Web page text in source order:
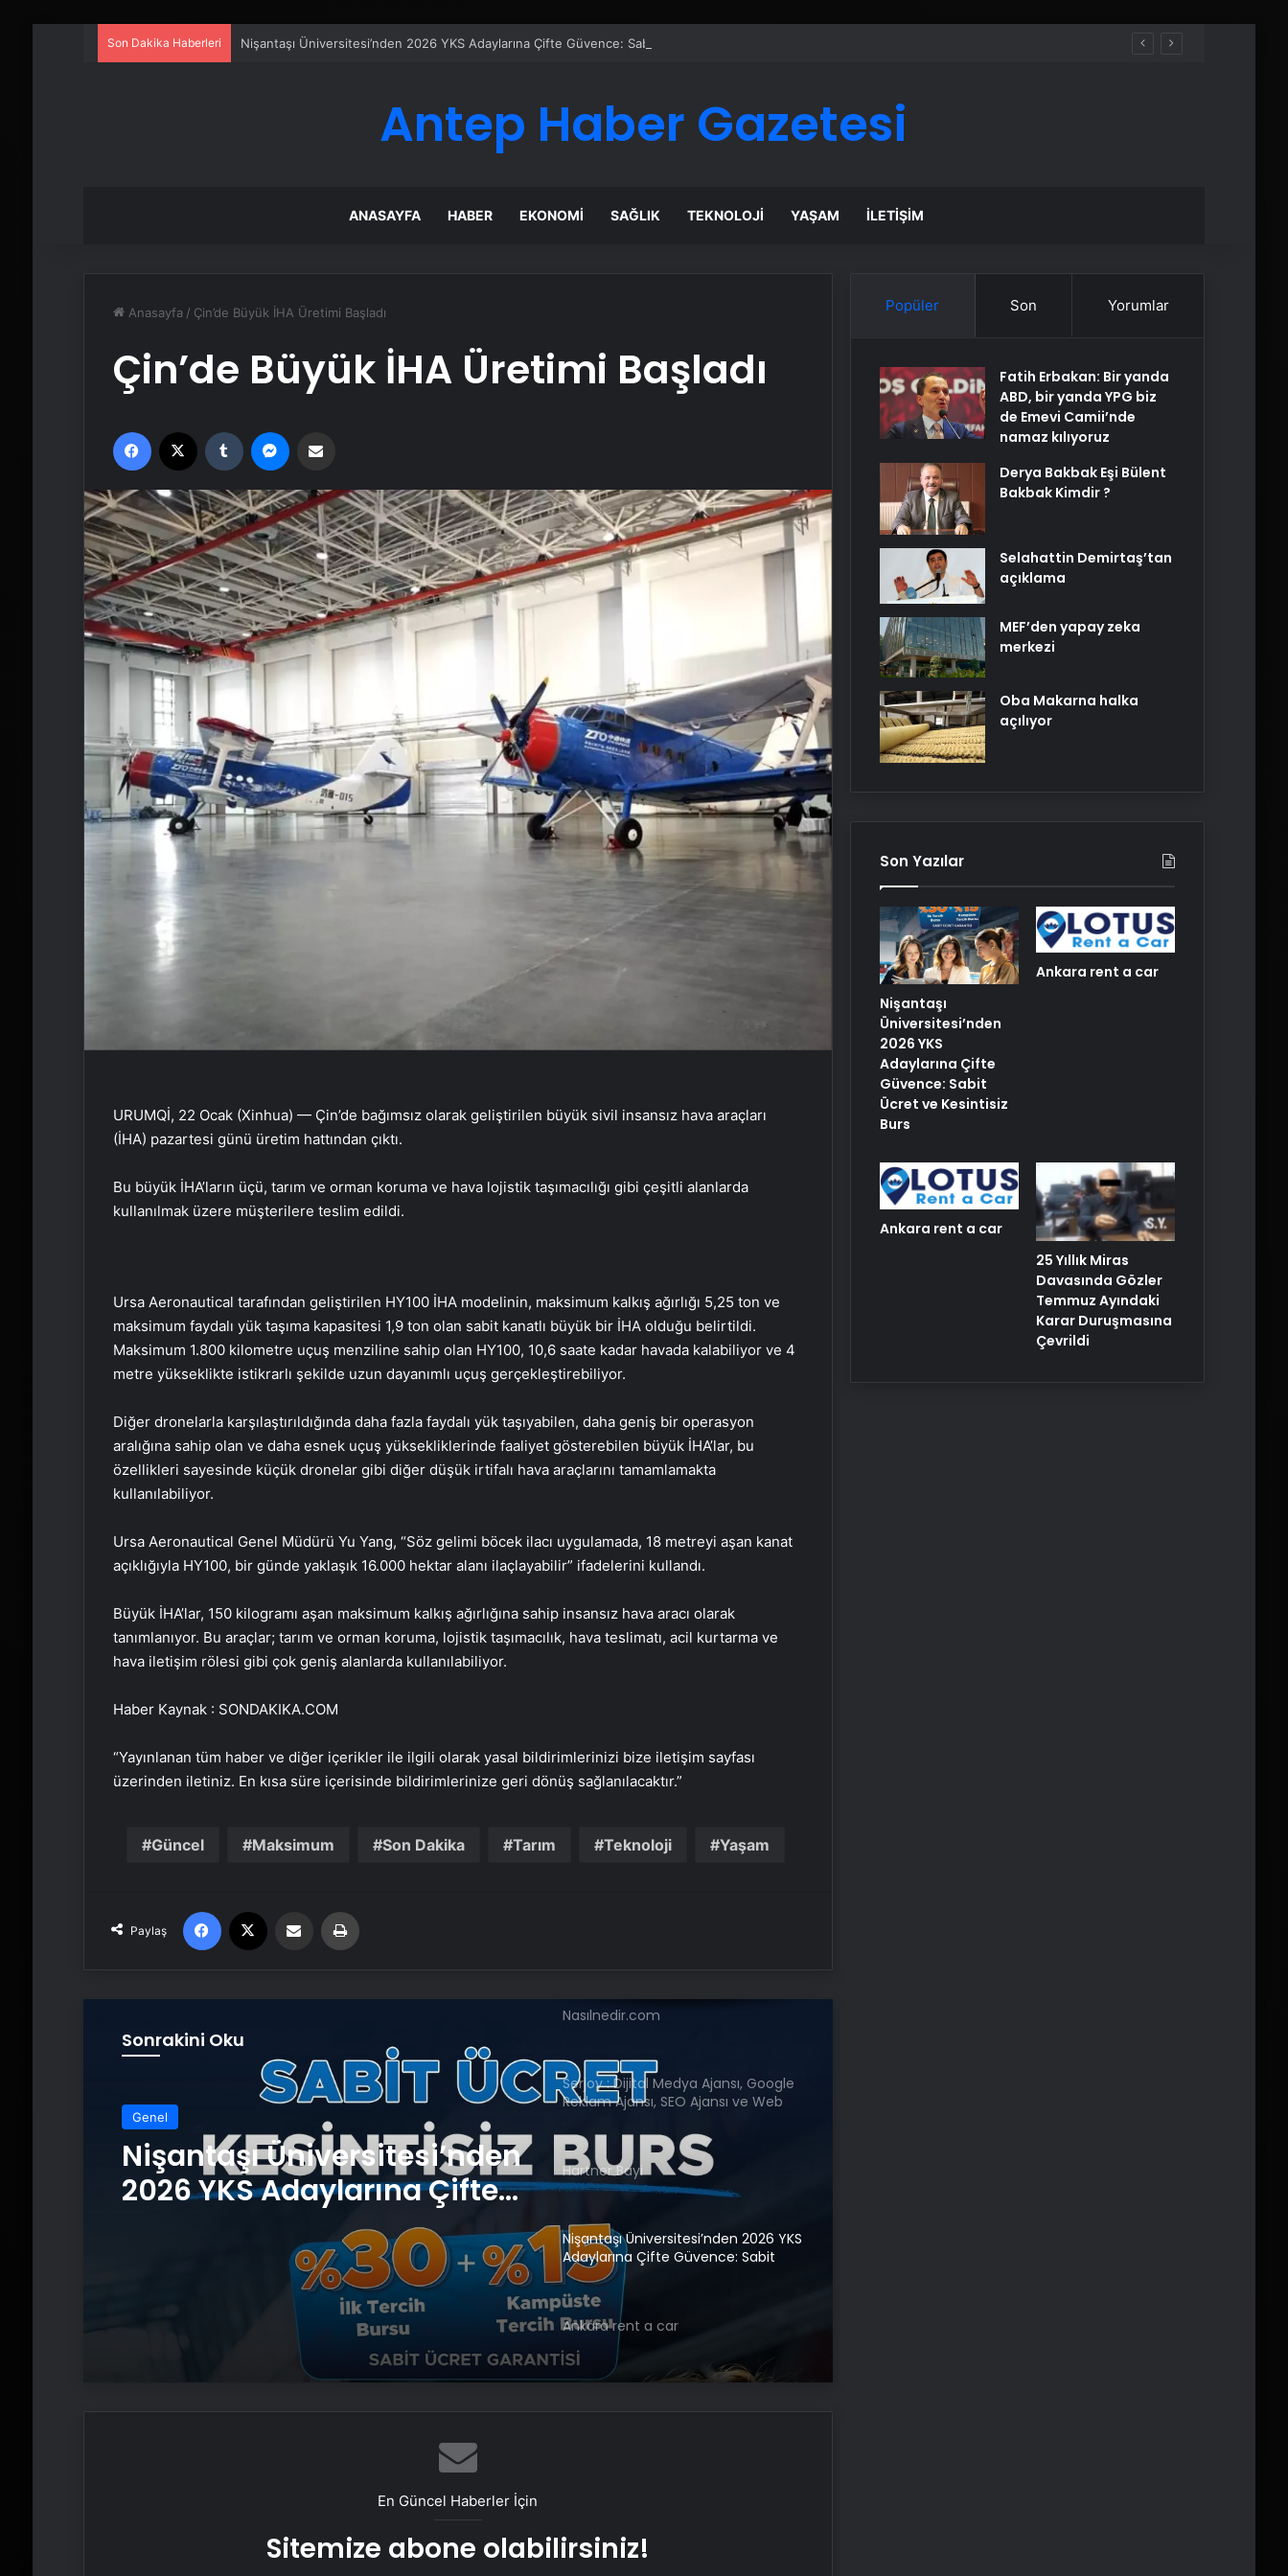
Son Dakika Haberleri Nişantaşı Üniversitesi’nden 2026 YKS Adaylarına Çifte Güvence: Sabit Ücret ve Kesintisiz Burs
Antep Haber Gazetesi
ANASAYFA HABER EKONOMI SAĞLIK TEKNOLOJI YAŞAM İLETIŞIM
Anasayfa / Çin’de Büyük İHA Üretimi Başladı
Çin’de Büyük İHA Üretimi Başladı
Facebook Tumblr
URUMQİ, 22 Ocak (Xinhua) — Çin’de bağımsız olarak geliştirilen büyük sivil insansız hava araçları
(İHA) pazartesi günü üretim hattından çıktı.
Bu büyük İHA’ların üçü, tarım ve orman koruma ve hava lojistik taşımacılığı gibi çeşitli alanlarda
kullanılmak üzere müşterilere teslim edildi.
Ursa Aeronautical tarafından geliştirilen HY100 İHA modelinin, maksimum kalkış ağırlığı 5,25 ton ve
maksimum faydalı yük taşıma kapasitesi 1,9 ton olan sabit kanatlı büyük bir İHA olduğu belirtildi.
Maksimum 1.800 kilometre uçuş menziline sahip olan HY100, 10,6 saate kadar havada kalabiliyor ve 4
metre yükseklikte istikrarlı şekilde uzun dayanımlı uçuş gerçekleştirebiliyor.
Diğer dronelarla karşılaştırıldığında daha fazla faydalı yük taşıyabilen, daha geniş bir operasyon
aralığına sahip olan ve daha esnek uçuş yüksekliklerinde faaliyet gösterebilen büyük İHA’lar, bu
özellikleri sayesinde küçük dronelar gibi diğer düşük irtifalı hava araçlarını tamamlamakta
kullanılabiliyor.
Ursa Aeronautical Genel Müdürü Yu Yang, “Söz gelimi böcek ilacı uygulamada, 18 metreyi aşan kanat
açıklığıyla HY100, bir günde yaklaşık 16.000 hektar alanı ilaçlayabilir” ifadelerini kullandı.
Büyük İHA’lar, 150 kilogramı aşan maksimum kalkış ağırlığına sahip insansız hava aracı olarak
tanımlanıyor. Bu araçlar; tarım ve orman koruma, lojistik taşımacılık, hava teslimatı, acil kurtarma ve
hava iletişim rölesi gibi çok geniş alanlarda kullanılabiliyor.
Haber Kaynak : SONDAKIKA.COM
“Yayınlanan tüm haber ve diğer içerikler ile ilgili olarak yasal bildirimlerinizi bize iletişim sayfası
üzerinden iletiniz. En kısa süre içerisinde bildirimlerinize geri dönüş sağlanılacaktır.”
Güncel Maksimum Son Dakika Tarım Teknoloji Yaşam
Paylaş
Facebook Email'den paylaş
Sonrakini Oku
Genel
Nişantaşı Üniversitesi’nden
2026 YKS Adaylarına Çifte
Güvence: Sabit Ücret ve
Kesintisiz Burs
Boşanma Sürecinde Doğru Strateji
Çekmeköy Kadıköy
Zihnin Gizemli Sınırları ve Ötesi :
Nasılnedir.com
Serjoy : Dijital Medya Ajansı, Google
Reklam Ajansı, SEO Ajansı ve Web
Hartner Bayi
Nişantaşı Üniversitesi’nden 2026 YKS
Adaylarına Çifte Güvence: Sabit
Ücret ve Kesintisiz Burs
Ankara rent a car
Şanlıurfa Avukat Seçimi ve
En Güncel Haberler İçin
Sitemize abone olabilirsiniz!
Popüler Son Yorumlar
Fatih Erbakan: Bir yanda
ABD, bir yanda YPG biz
de Emevi Camii’nde
namaz kılıyoruz
Derya Bakbak Eşi Bülent
Bakbak Kimdir ?
Selahattin Demirtaş’tan
açıklama
MEF’den yapay zeka
merkezi
Oba Makarna halka
açılıyor
Son Yazılar
Nişantaşı
Üniversitesi’nden
2026 YKS
Adaylarına Çifte
Güvence: Sabit
Ücret ve Kesintisiz
Burs
Ankara rent a car
Ankara rent a car
25 Yıllık Miras
Davasında Gözler
Temmuz Ayındaki
Karar Duruşmasına
Çevrildi